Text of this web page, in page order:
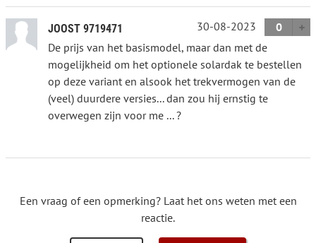
JOOST 9719471 30-08-2023
0
De prijs van het basismodel, maar dan met de
mogelijkheid om het optionele solardak te bestellen
op deze variant en alsook het trekvermogen van de
(veel) duurdere versies... dan zou hij ernstig te
overwegen zijn voor me ... ?
Een vraag of een opmerking? Laat het ons weten met een
reactie.